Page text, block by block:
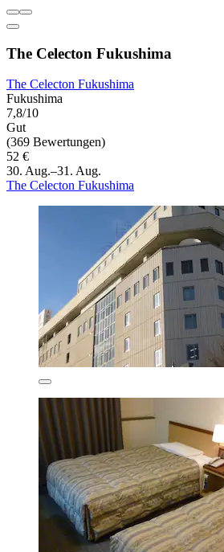
The Celecton Fukushima
The Celecton Fukushima
Fukushima
7,8/10
Gut
(369 Bewertungen)
52 €
30. Aug.–31. Aug.
The Celecton Fukushima